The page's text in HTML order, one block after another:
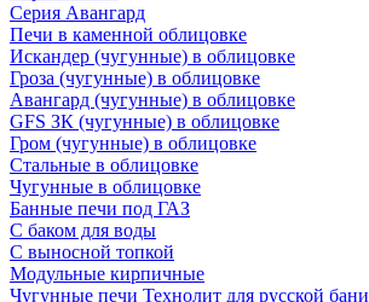
Серия Авангард
Печи в каменной облицовке
Искандер (чугунные) в облицовке
Гроза (чугунные) в облицовке
Авангард (чугунные) в облицовке
GFS ЗК (чугунные) в облицовке
Гром (чугунные) в облицовке
Стальные в облицовке
Чугунные в облицовке
Банные печи под ГАЗ
С баком для воды
С выносной топкой
Модульные кирпичные
Чугунные печи Технолит для русской бани